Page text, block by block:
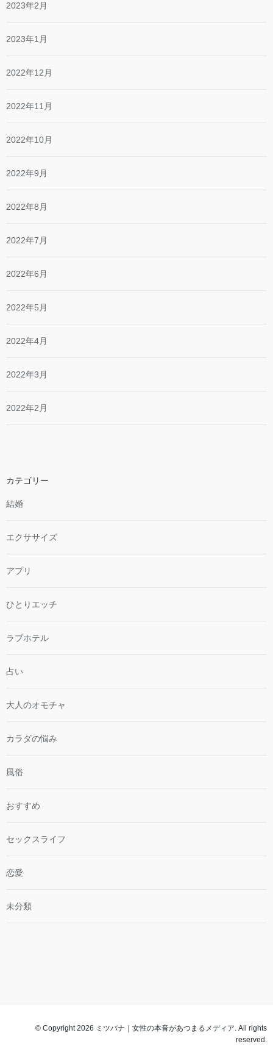
2023年2月
2023年1月
2022年12月
2022年11月
2022年10月
2022年9月
2022年8月
2022年7月
2022年6月
2022年5月
2022年4月
2022年3月
2022年2月
カテゴリー
結婚
エクササイズ
アプリ
ひとりエッチ
ラブホテル
占い
大人のオモチャ
カラダの悩み
風俗
おすすめ
セックスライフ
恋愛
未分類
© Copyright 2026 ミツバナ｜女性の本音があつまるメディア. All rights
reserved.